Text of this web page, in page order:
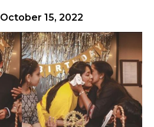
October 15, 2022